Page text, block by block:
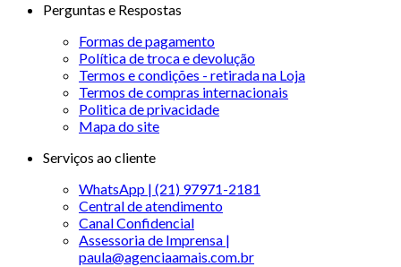
Perguntas e Respostas
Formas de pagamento
Política de troca e devolução
Termos e condições - retirada na Loja
Termos de compras internacionais
Politica de privacidade
Mapa do site
Serviços ao cliente
WhatsApp | (21) 97971-2181
Central de atendimento
Canal Confidencial
Assessoria de Imprensa |
paula@agenciaamais.com.br